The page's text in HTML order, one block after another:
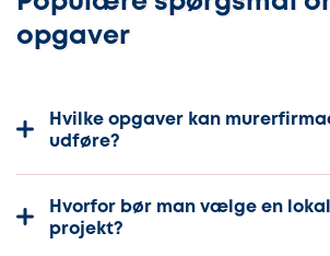
opgaver
Hvilke opgaver kan
udføre?
Hvorfor bør man vælge en
projekt?